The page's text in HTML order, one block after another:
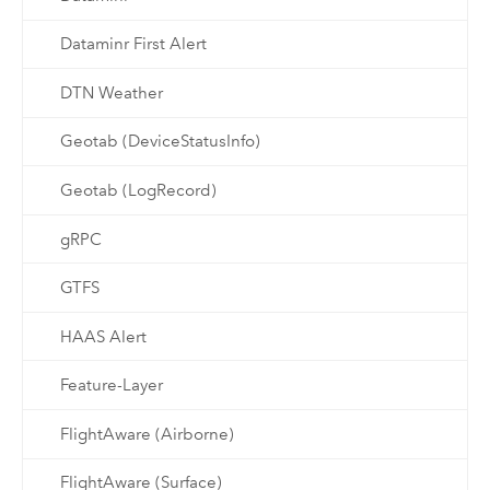
Dataminr First Alert
DTN Weather
Geotab (DeviceStatusInfo)
Geotab (LogRecord)
gRPC
GTFS
HAAS Alert
Feature-Layer
FlightAware (Airborne)
FlightAware (Surface)